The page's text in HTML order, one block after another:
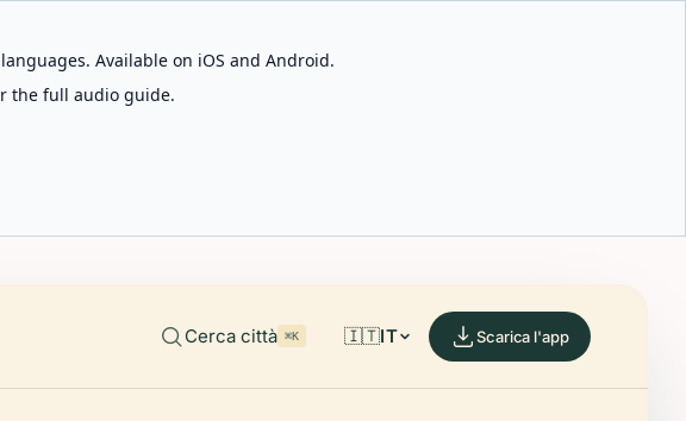
Available on iOS and Android.
the full audio guide.
Cerca città ⌘K 🇮🇹IT Scarica l'app